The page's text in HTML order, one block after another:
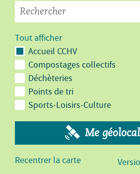
Tout afficher
Accueil CCHV
Compostages collectifs
Déchèteries
Points de tri
Sports-Loisirs-Culture
Me
Recentrer la carte